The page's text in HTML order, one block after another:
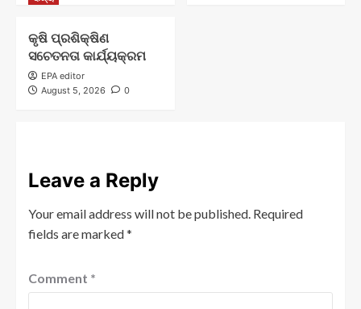
କୃଷି ପ୍ରଶିକ୍ଷିଣ
ସଚେତନତା କାର୍ଯ୍ୟକ୍ରମ
EPA editor
August 5, 2026
0
Leave a Reply
Your email address will not be published. Required
fields are marked*
Comment *